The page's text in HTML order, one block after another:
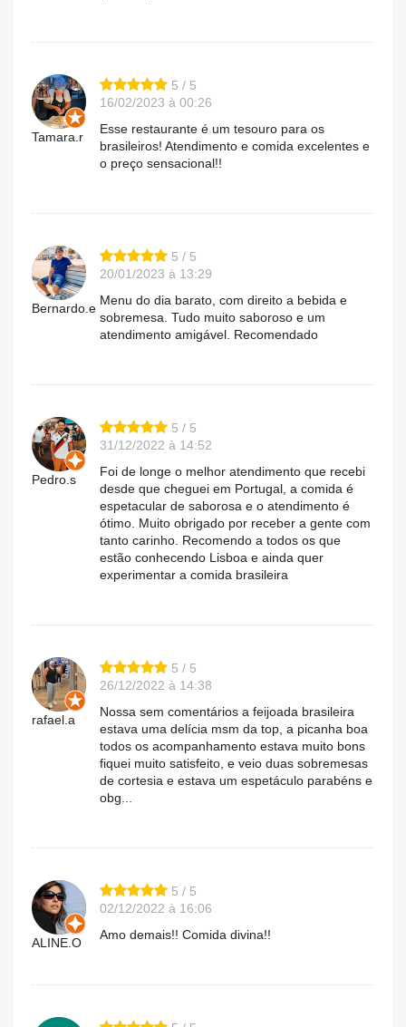
Tamara.r
5 / 5
16/02/2023 à 00:26
Esse restaurante é um tesouro para os
brasileiros! Atendimento e comida excelentes e
o preço sensacional!!
Bernardo.e
5 / 5
20/01/2023 à 13:29
Menu do dia barato, com direito a bebida e
sobremesa. Tudo muito saboroso e um
atendimento amigável. Recomendado
Pedro.s
5 / 5
31/12/2022 à 14:52
Foi de longe o melhor atendimento que recebi
desde que cheguei em Portugal, a comida é
espetacular de saborosa e o atendimento é
ótimo. Muito obrigado por receber a gente com
tanto carinho. Recomendo a todos os que
estão conhecendo Lisboa e ainda quer
experimentar a comida brasileira
rafael.a
5 / 5
26/12/2022 à 14:38
Nossa sem comentários a feijoada brasileira
estava uma delícia msm da top, a picanha boa
todos os acompanhamento estava muito bons
fiquei muito satisfeito, e veio duas sobremesas
de cortesia e estava um espetáculo parabéns e
obg...
ALINE.O
5 / 5
02/12/2022 à 16:06
Amo demais!! Comida divina!!